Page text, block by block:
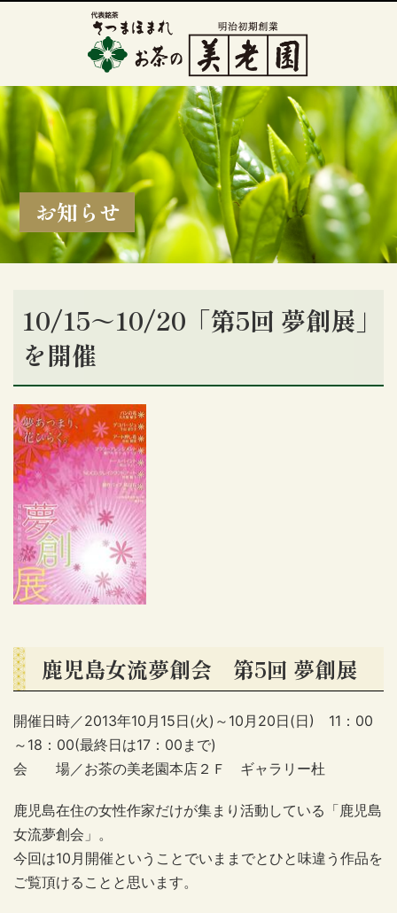
お知らせ
10/15～10/20「第5回 夢創展」
を開催
鹿児島女流夢創会 第5回 夢創展
開催日時／2013年10月15日(火)～10月20日(日) 11：00
～18：00(最終日は17：00まで)
会 場／お茶の美老園本店２Ｆ ギャラリー杜
鹿児島在住の女性作家だけが集まり活動している「鹿児島
女流夢創会」。
今回は10月開催ということでいままでとひと味違う作品を
ご覧頂けることと思います。